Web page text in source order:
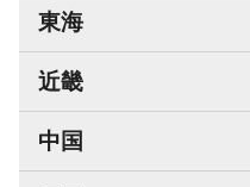
東海
近畿
中国